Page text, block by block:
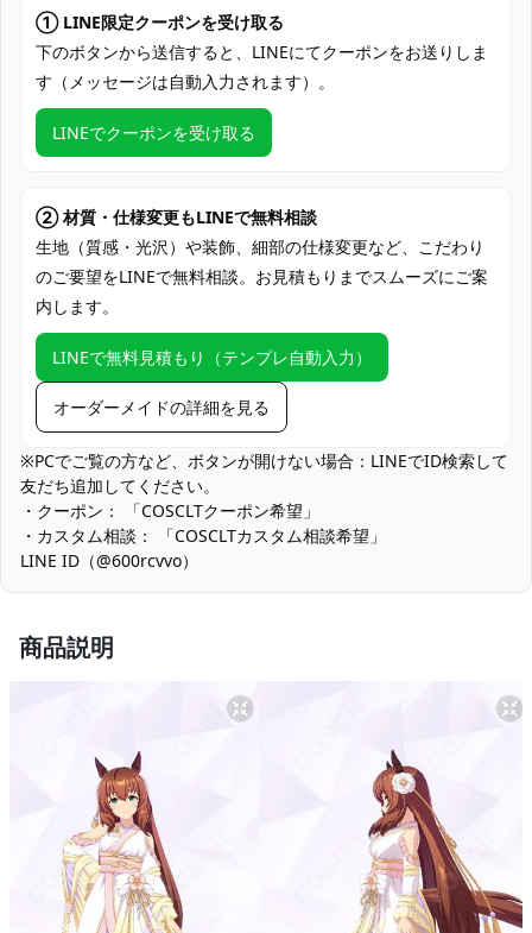
発送予定
加工に7～15営業日、配送に5～7営業日
（※土日祝除く）、合計で12～22営業日程
度でお届け
支払い方法
クレジットカード（VISA、Master、JCB、
Discover、AMERICAN EXPRESS）、
使用場所
コミケ・即売会、屋内外のコスプレ撮影
会、スタジオでのポートレート撮影、ハロ
ウィン仮装、コスプレバー・イベント出
演、YouTube/TikTok撮影、同人誌・ROM
コスプレ対象
コスプレ愛好家、アニメや漫画、ゲームフ
ァン、出演者
収納方法
他の衣類と同じく、清潔に乾燥を保ち、鋭
い物によっての破れを避けてください。
商品状態
新品未使用
装飾ボリュームと可動域：袖・帯風パーツの立体感を優先してい
るため、腕上げや捻り動作はやや制限されます。激しい動きの撮
影時は事前に可動チェックを行い、ポージングを計画すると安定
① LINE限定クーポンを受け取る
下のボタンから送信すると、LINEにてクーポンをお送りしま
す（メッセージは自動入力されます）。
LINEでクーポンを受け取る
② 材質・仕様変更もLINEで無料相談
生地（質感・光沢）や装飾、細部の仕様変更など、こだわり
のご要望をLINEで無料相談。お見積もりまでスムーズにご案
内します。
LINEで無料見積もり（テンプレ自動入力）
オーダーメイドの詳細を見る
※PCでご覧の方など、ボタンが開けない場合：LINEでID検索して
友だち追加してください。
・クーポン： 「COSCLTクーポン希望」
・カスタム相談： 「COSCLTカスタム相談希望」
LINE ID（@600rcvvo）
商品説明